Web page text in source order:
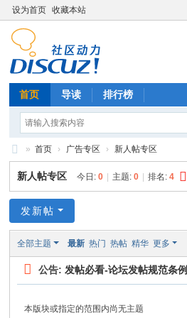
设为首页 收藏本站
首页 导读 排行榜
技
术
分
享
» 首页 › 广告专区 › 新人帖专区
新人帖专区 今日:0 主题:0 排名:4
发新帖
全部主题 最新 热门 热帖 精华 更多
公告: 发帖必看-论坛发帖规范条例
本版块或指定的范围内尚无主题